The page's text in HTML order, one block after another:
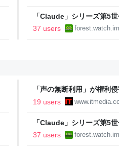
「Claude」シリーズ第5
無償公開／Anthropicの公
代 マスターガイド』【
37 users
「声の無断利用」が権
19 users
「Claude」シリーズ第5
無償公開／Anthropicの公
37 users